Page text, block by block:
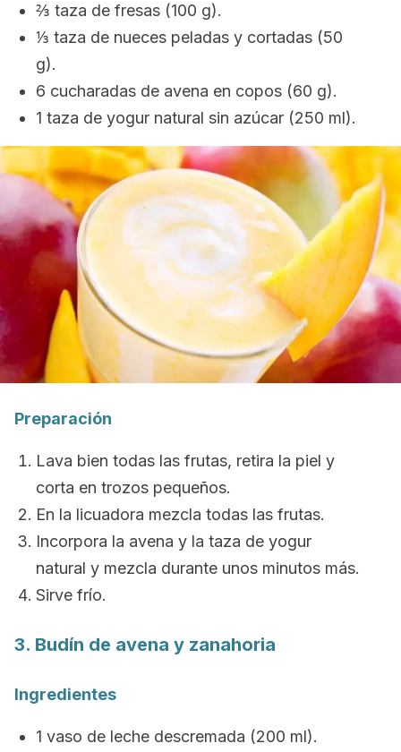
⅔ taza de fresas (100 g).
⅓ taza de nueces peladas y cortadas (50
g).
6 cucharadas de avena en copos (60 g).
1 taza de yogur natural sin azúcar (250 ml).
Preparación
Lava bien todas las frutas, retira la piel y
corta en trozos pequeños.
En la licuadora mezcla todas las frutas.
Incorpora la avena y la taza de yogur
natural y mezcla durante unos minutos más.
Sirve frío.
3. Budín de avena y zanahoria
Ingredientes
1 vaso de leche descremada (200 ml).